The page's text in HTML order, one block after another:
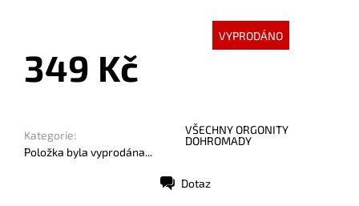
VYPRODÁNO
349 Kč
Kategorie:
VŠECHNY ORGONITY
DOHROMADY
Položka byla vyprodána...
Dotaz